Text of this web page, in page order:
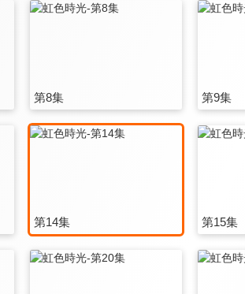
第8集 第9集
第14集 第15集